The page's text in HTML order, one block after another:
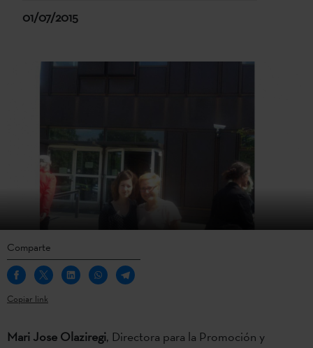
01/07/2015
Comparte
Copiar link
Mari Jose Olaziregi, Directora para la Promoción y